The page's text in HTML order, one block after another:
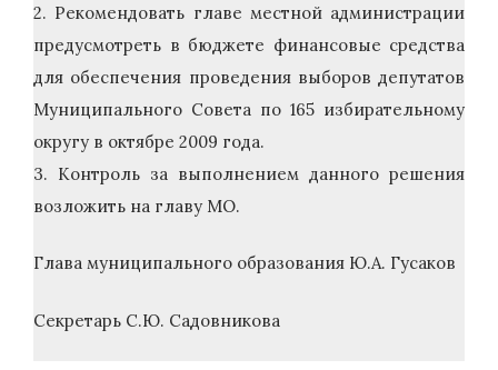
2. Рекомендовать главе местной администрации
предусмотреть в бюджете финансовые средства
для обеспечения проведения выборов депутатов
Муниципального Совета по 165 избирательному
округу в октябре 2009 года.
3. Контроль за выполнением данного решения
возложить на главу МО.
Глава муниципального образования Ю.А. Гусаков
Секретарь С.Ю. Садовникова